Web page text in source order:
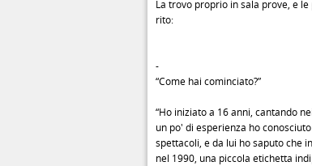
La trovo proprio in sala prove, e
rito:
-
“Come hai cominciato?”
“Ho iniziato a 16 anni, cantando
un po' di esperienza ho
spettacoli, e da lui ho saputo che
nel 1990, una piccola etichetta